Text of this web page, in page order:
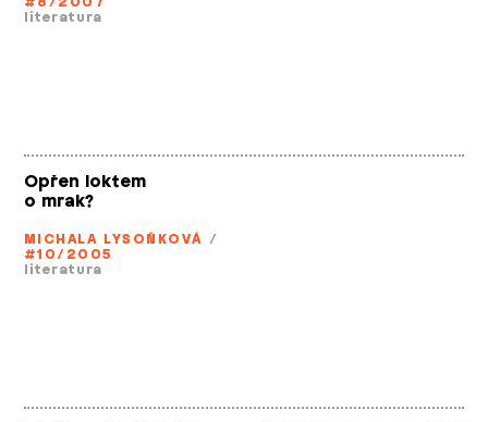
literatura
Opřen loktem
o mrak?
MICHALA LYSOŇKOVÁ /
#10/2005
literatura